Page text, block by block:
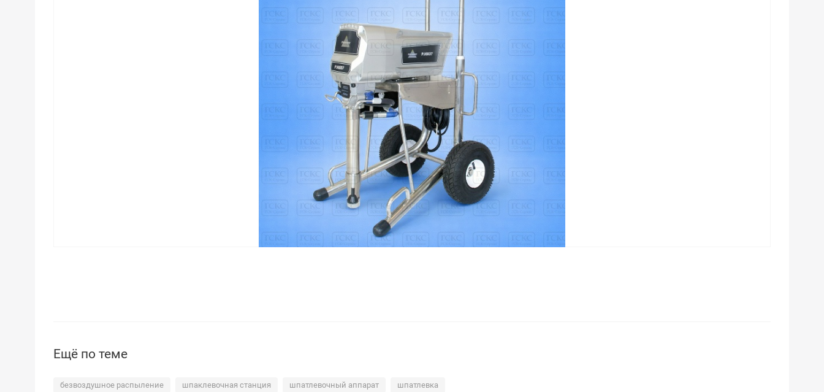
Ещё по теме
безвоздушное распыление шпаклевочная станция шпатлевочный аппарат шпатлевка